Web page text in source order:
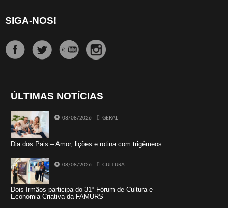
SIGA-NOS!
ÚLTIMAS NOTÍCIAS
08/08/2026 GERAL
Dia dos Pais – Amor, lições e rotina com trigêmeos
08/08/2026 CULTURA
Dois Irmãos participa do 31º Fórum de Cultura e
Economia Criativa da FAMURS